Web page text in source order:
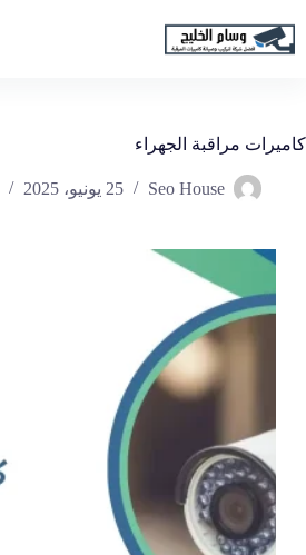
إلى
المحتوى
كاميرات مراقبة الجهراء
Seo House 25 يونيو، 2025